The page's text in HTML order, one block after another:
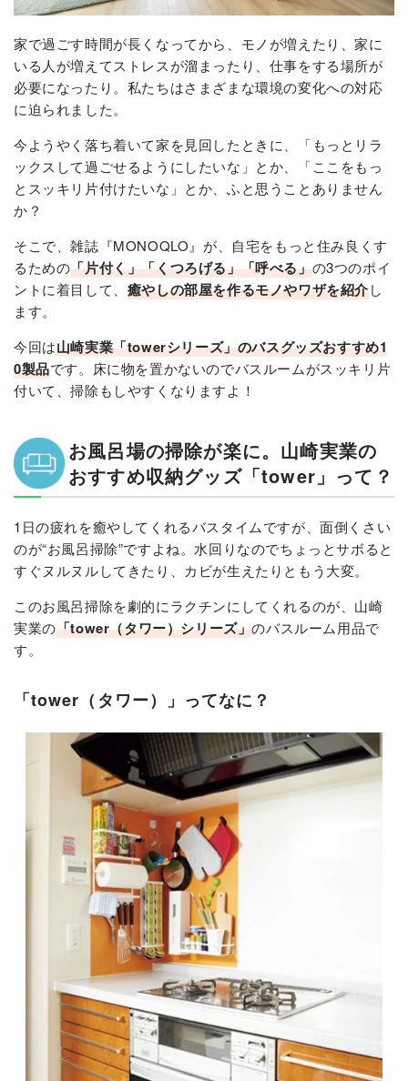
家で過ごす時間が長くなってから、モノが増えたり、家に
いる人が増えてストレスが溜まったり、仕事をする場所が
必要になったり。私たちはさまざまな環境の変化への対応
に迫られました。
今ようやく落ち着いて家を見回したときに、「もっとリラ
ックスして過ごせるようにしたいな」とか、「ここをもっ
とスッキリ片付けたいな」とか、ふと思うことありません
か？
そこで、雑誌『MONOQLO』が、自宅をもっと住み良くす
るための「片付く」「くつろげる」「呼べる」の3つのポイ
ントに着目して、 癒やしの部屋を作るモノやワザを紹介し
ます。
今回は山崎実業「towerシリーズ」のバスグッズおすすめ1
0製品です。床に物を置かないのでバスルームがスッキリ片
付いて、掃除もしやすくなりますよ！
お風呂場の掃除が楽に。山崎実業の
おすすめ収納グッズ「tower」って？
1日の疲れを癒やしてくれるバスタイムですが、面倒くさい
のが“お風呂掃除”ですよね。水回りなのでちょっとサボると
すぐヌルヌルしてきたり、カビが生えたりともう大変。
このお風呂掃除を劇的にラクチンにしてくれるのが、山崎
実業の「tower（タワー）シリーズ」のバスルーム用品で
す。
「tower（タワー）」ってなに？